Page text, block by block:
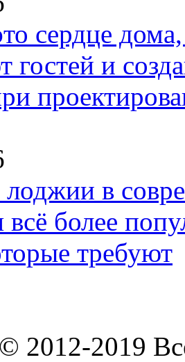
сердце дома,
гостей и
в
всё более
требуют
2012-2019